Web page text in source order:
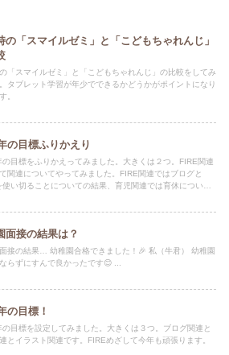
の「スマイルゼミ」と「こどもちゃれんじ」
「スマイルゼミ」と「こどもちゃれんじ」の比較をしてみ
タブレット学習が年少でできるかどうかがポイントになり
。
の目標ふりかえり
目標をふりかえってみました。大きくは２つ。FIRE関連
関連についてやってみました。FIRE関連ではブログと
使い切ることについての結果、育児関連では育休について
面接の結果は？
接の結果… 幼稚園合格できました！🎉 私（牛君） 幼稚園
らずにすんで良かったです😊 ...
の目標！
目標を設定してみました。大きくは３つ。ブログ関連と
とイラスト関連です。FIREめざして今年も頑張ります。